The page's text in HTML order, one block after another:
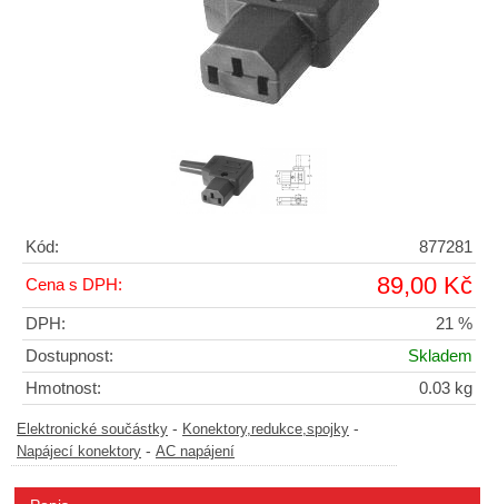
Kód: 877281
Cena s DPH: 89,00 Kč
DPH:
21 %
Dostupnost:
Skladem
Hmotnost:
0.03 kg
Elektronické součástky - Konektory,redukce,spojky -
Napájecí konektory - AC napájení